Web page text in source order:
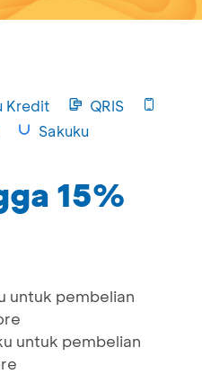
Kredit
QRIS
Sakuku
15%
untuk pembelian
untuk pembelian